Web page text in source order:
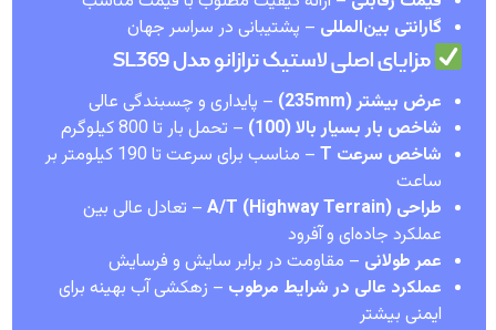
گارانتی بین‌المللی – پشتیبانی در سراسر جهان
مزایای اصلی لاستیک ترازانو مدل SL369
عرض بیشتر (235mm)
– پایداری و چسبندگی عالی
شاخص بار بسیار بالا (100)
– تحمل بار تا 800 کیلوگرم
شاخص سرعت T
– مناسب برای سرعت تا 190 کیلومتر بر
ساعت
طراحی A/T (Highway Terrain)
– تعادل عالی بین
عملکرد جاده‌ای و آفرود
عمر طولانی – مقاومت در برابر سایش و فرسایش
عملکرد عالی در شرایط مرطوب – زهکشی آب بهینه برای
ایمنی بیشتر